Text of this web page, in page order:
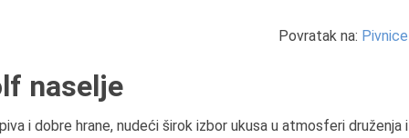
Povratak na: Pivnice
naselje
i dobre hrane, nudeći širok izbor ukusa u atmosferi druženja i